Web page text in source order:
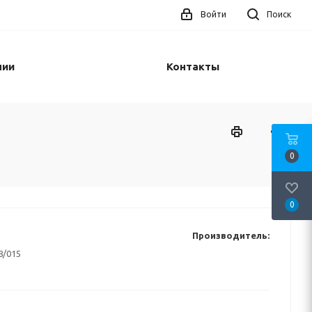
Поиск
Войти
Контакты
Производитель:
015
0
0